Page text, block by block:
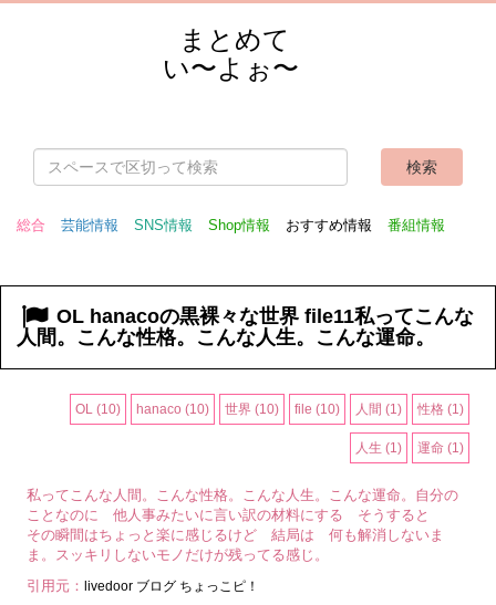
まとめて
い〜よぉ〜
総合 芸能情報 SNS情報 Shop情報 おすすめ情報 番組情報
OL hanacoの黒裸々な世界 file11私ってこんな
人間。こんな性格。こんな人生。こんな運命。
OL (10) hanaco (10) 世界 (10) file (10) 人間 (1) 性格 (1)
人生 (1) 運命 (1)
私ってこんな人間。こんな性格。こんな人生。こんな運命。自分の
ことなのに 他人事みたいに言い訳の材料にする そうすると
その瞬間はちょっと楽に感じるけど 結局は 何も解消しないま
ま。スッキリしないモノだけが残ってる感じ。
引用元： livedoor ブログ ちょっこピ！